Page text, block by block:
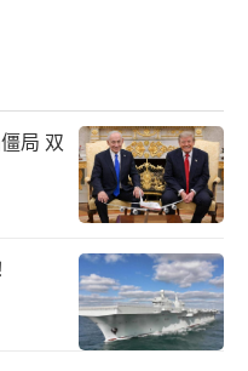
。美国的盟友和主
访问达成的具体内
体已在第一时间通
并准备评估新协议
局的影响。多数初
全球经济增长的主
加稳定和可预期的
局 双